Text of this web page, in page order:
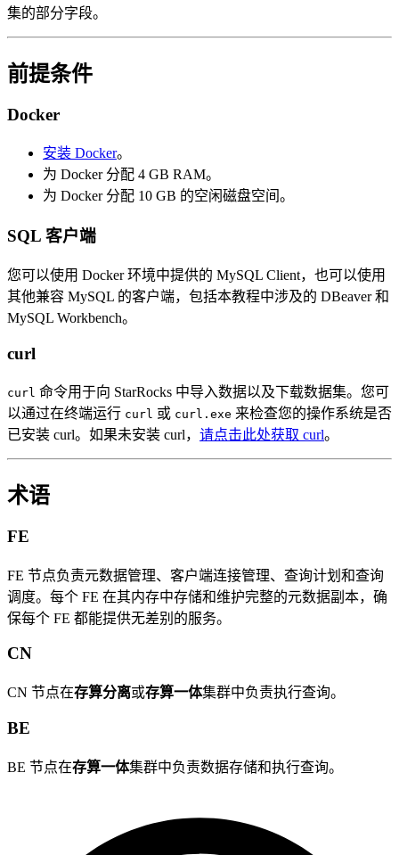
集的部分字段。
前提条件
Docker
安装 Docker。
为 Docker 分配 4 GB RAM。
为 Docker 分配 10 GB 的空闲磁盘空间。
SQL 客户端
您可以使用 Docker 环境中提供的 MySQL Client，也可以使用
其他兼容 MySQL 的客户端，包括本教程中涉及的 DBeaver 和
MySQL Workbench。
curl
curl 命令用于向 StarRocks 中导入数据以及下载数据集。您可
以通过在终端运行 curl 或 curl.exe 来检查您的操作系统是否
已安装 curl。如果未安装 curl， 请点击此处获取 curl。
术语
FE
FE 节点负责元数据管理、客户端连接管理、查询计划和查询
调度。每个 FE 在其内存中存储和维护完整的元数据副本，确
保每个 FE 都能提供无差别的服务。
CN
CN 节点在存算分离或存算一体集群中负责执行查询。
BE
BE 节点在存算一体集群中负责数据存储和执行查询。